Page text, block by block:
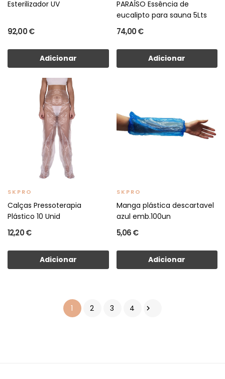
Esterilizador UV
92,00 €
Adicionar
PARAÍSO Essência de
eucalipto para sauna 5Lts
74,00 €
Adicionar
SKPRO
Calças Pressoterapia
Plástico 10 Unid
12,20 €
Adicionar
SKPRO
Manga plástica descartavel
azul emb.100un
5,06 €
Adicionar
1 2 3 4 